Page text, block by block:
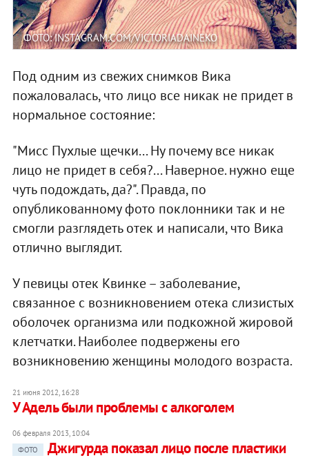
ФОТО: INSTAGRAM.COM/VICTORIADAINEKO
Под одним из свежих снимков Вика
пожаловалась, что лицо все никак не придет в
нормальное состояние:
"Мисс Пухлые щечки... Ну почему все никак
лицо не придет в себя?... Наверное. нужно еще
чуть подождать, да?". Правда, по
опубликованному фото поклонники так и не
смогли разглядеть отек и написали, что Вика
отлично выглядит.
У певицы отек Квинке – заболевание,
связанное с возникновением отека слизистых
оболочек организма или подкожной жировой
клетчатки. Наиболее подвержены его
возникновению женщины молодого возраста.
21 июня 2012, 16:28
У Адель были проблемы с алкоголем
06 февраля 2013, 10:04
ФОТО
Джигурда показал лицо после пластики